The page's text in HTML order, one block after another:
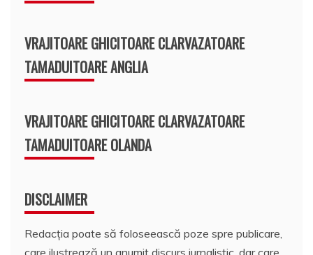
VRAJITOARE GHICITOARE CLARVAZATOARE
TAMADUITOARE ANGLIA
VRAJITOARE GHICITOARE CLARVAZATOARE
TAMADUITOARE OLANDA
DISCLAIMER
Redacția poate să foloseească poze spre publicare,
care ilustrează un anumit discurs jurnalistic, dar care